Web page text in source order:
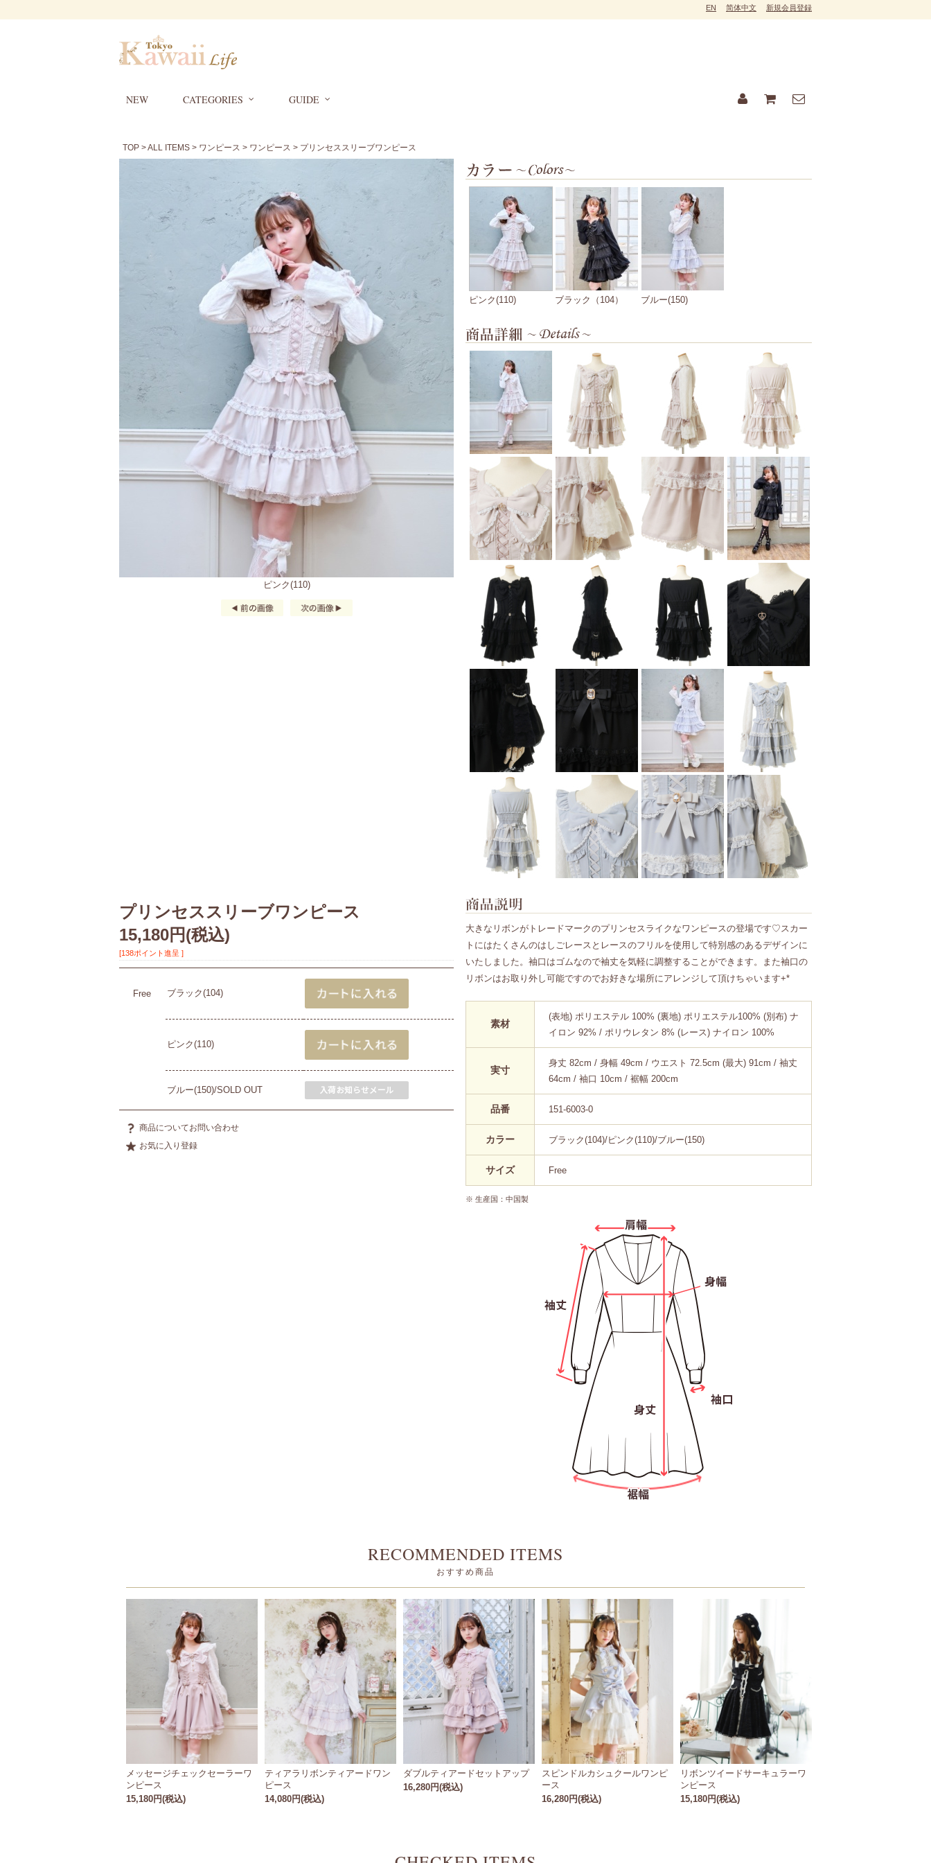
EN 简体中文 新規会員登録
NEW CATEGORIES GUIDE
TOP >ALL ITEMS > ワンピース > ワンピース > プリンセススリーブワンピース
ピンク(110) ブラック（104） ブルー(150)
ピンク(110)
大きなリボンがトレードマークのプリンセスライクなワンピースの登場です♡スカー
トにはたくさんのはしごレースとレースのフリルを使用して特別感のあるデザインに
いたしました。袖口はゴムなので袖丈を気軽に調整することができます。また袖口の
リボンはお取り外し可能ですのでお好きな場所にアレンジして頂けちゃいます+*
素材
(表地) ポリエステル 100% (裏地) ポリエステル100% (別布) ナ
イロン 92% / ポリウレタン 8% (レース) ナイロン 100%
実寸
身丈 82cm / 身幅 49cm / ウエスト 72.5cm (最大) 91cm / 袖丈
64cm / 袖口 10cm / 裾幅 200cm
品番 151-6003-0
カラー ブラック(104)/ピンク(110)/ブルー(150)
サイズ Free
※ 生産国：中国製
プリンセススリーブワンピース
15,180円(税込)
[138ポイント進呈 ]
Free ブラック(104)
ピンク(110)
ブルー(150)/SOLD OUT
RECOMMENDED ITEMS
おすすめ商品
メッセージチェックセーラーワ
ンピース
15,180円(税込)
ティアラリボンティアードワン
ピース
14,080円(税込)
ダブルティアードセットアップ
16,280円(税込)
スピンドルカシュクールワンピ
ース
16,280円(税込)
リボンツイードサーキュラーワ
ンピース
15,180円(税込)